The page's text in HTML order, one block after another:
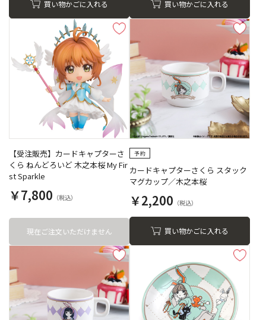
買い物かごに入れる 買い物かごに入れる
【受注販売】カードキャプターさ
くら ねんどろいど 木之本桜 My Fir
st Sparkle
￥7,800
現在ご注文いただけません
カードキャプターさくら スタック
マグカップ／木之本桜
￥2,200
買い物かごに入れる